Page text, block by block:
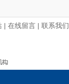
| 在线留言 | 联系我们